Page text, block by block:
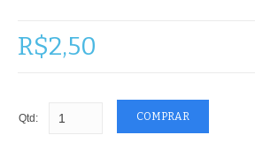
CONTATO
R$2,50
Qtd: